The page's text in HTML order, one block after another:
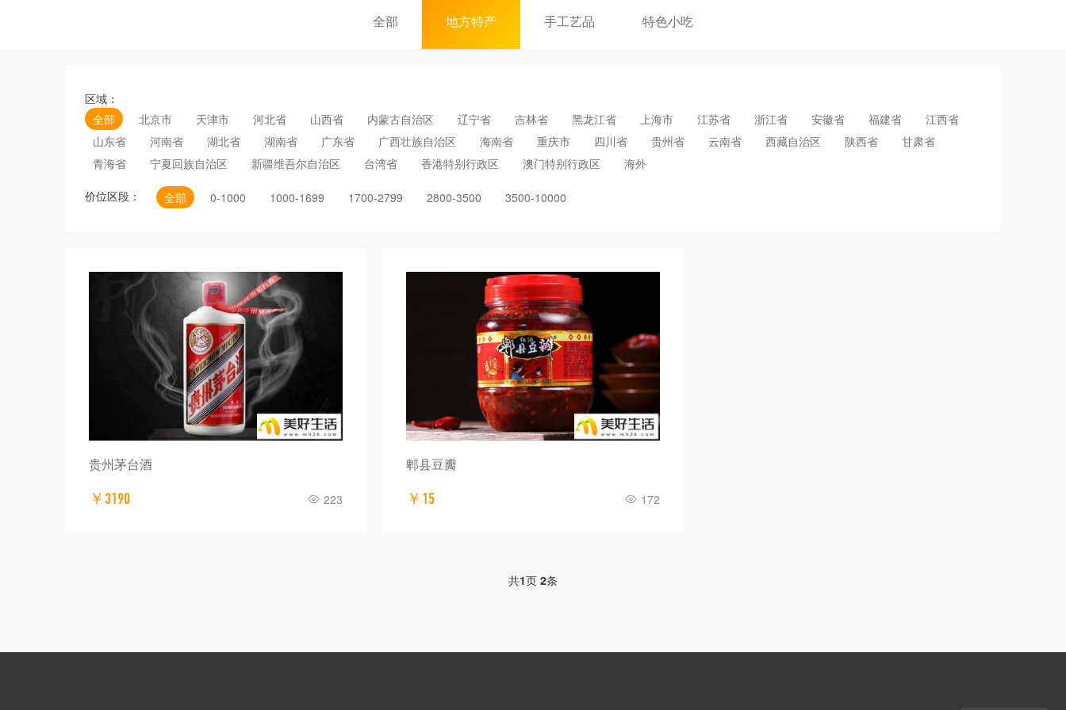
全部 地方特产 手工艺品 特色小吃
区域：
全部
北京市 天津市 河北省 山西省 内蒙古自治区 辽宁省 吉林省 黑龙江省 上海市 江苏省 浙江省 安徽省 福建省
江西省
山东省
河南省 湖北省 湖南省 广东省 广西壮族自治区 海南省 重庆市 四川省 贵州省 云南省 西藏自治区 陕西省
甘肃省
青海省
宁夏回族自治区 新疆维吾尔自治区 台湾省 香港特别行政区 澳门特别行政区 海外
价位区段： 全部 0-1000 1000-1699 1700-2799 2800-3500 3500-10000
贵州茅台酒
￥3190 223
郫县豆瓣
￥15 172
共1页 2条